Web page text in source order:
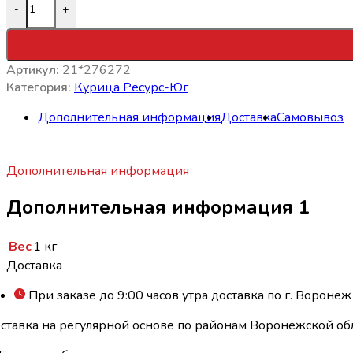
- +
Артикул: 21*276272
Категория: Курица Ресурс-Юг
Дополнительная информацияДоставкаСамовывоз
Дополнительная информация
Дополнительная информация 1
Вес1 кг
Доставка
При заказе до 9:00 часов утра доставка по г.
на регулярной основе по районам Воронежской